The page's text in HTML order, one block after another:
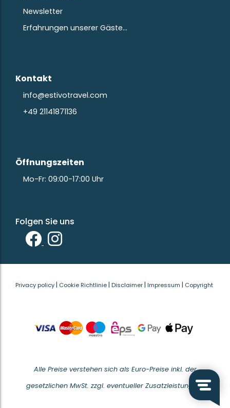
Newsletter
Erfahrungen unserer Gäste…
Kontakt
info@estivotravel.com
+49 21141871136
Öffnungszeiten
Mo-Fr: 09:00-17:00 Uhr
Folgen Sie uns
Privacy policy | Cookie Richtlinie | Disclaimer | Impressum | Copyright
Alle Preise verstehen sich als Euro-Preise inkl. der
gesetzlichen MwSt. zzgl. eventueller Zusatzleistungen.